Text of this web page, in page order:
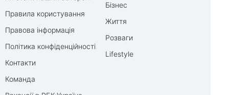
Правила користування
Правова інформація
Політика конфіденційності
Контакти
Команда
Бізнес
Життя
Розваги
Lifestyle